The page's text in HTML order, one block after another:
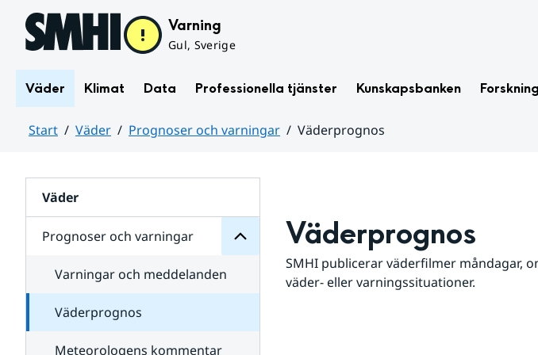
Hoppa till sidans innehåll Varning
Gul, Sverige
Väder Klimat Data Professionella tjänster Kunskapsbanken Forskning
Start Väder Prognoser och varningar
Väderprognos
Väder
Prognoser och varningar
för
varningar
Varningar och meddelanden
Väderprognos
Meteorologens kommentar
Väderprognos
SMHI publicerar väderfilmer måndagar,
väder- eller varningssituationer.